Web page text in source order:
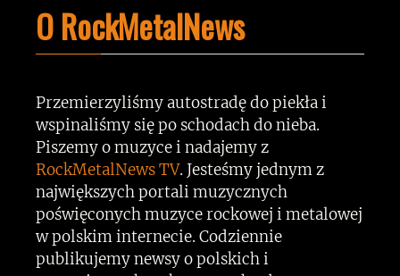
O RockMetalNews
Przemierzyliśmy autostradę do piekła i
wspinaliśmy się po schodach do nieba.
Piszemy o muzyce i nadajemy z
RockMetalNews TV. Jesteśmy jednym z
największych portali muzycznych
poświęconych muzyce rockowej i metalowej
w polskim internecie. Codziennie
publikujemy newsy o polskich i